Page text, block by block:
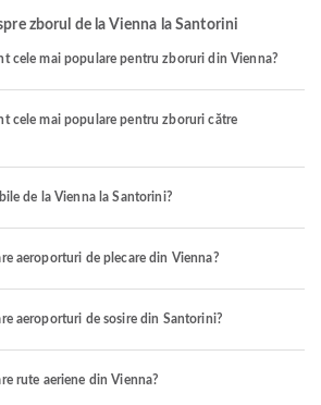
zborul de la Vienna la Santorini
cele mai populare pentru zboruri din Vienna?
cele mai populare pentru zboruri către
de la Vienna la Santorini?
aeroporturi de plecare din Vienna?
aeroporturi de sosire din Santorini?
rute aeriene din Vienna?